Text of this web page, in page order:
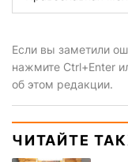
Если вы заметили
нажмите Ctrl+Enter
об этом редакции.
ЧИТАЙТЕ